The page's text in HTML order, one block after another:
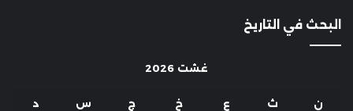
البحث في التاريخ
غشت 2026
ن ث ع خ ج س د